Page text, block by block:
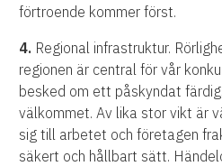
förtroende kommer först.
4. Regional infrastruktur.
regionen är central för vår
besked om ett påskyndat
välkommet. Av lika stor vikt är
sig till arbetet och företagen
säkert och hållbart sätt.